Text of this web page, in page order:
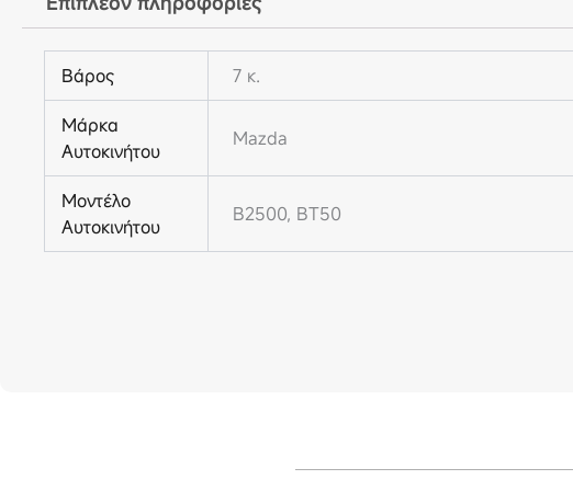
Βάρος 7 κ.
Μάρκα
Αυτοκινήτου
Mazda
Μοντέλο
Αυτοκινήτου
B2500, BT50